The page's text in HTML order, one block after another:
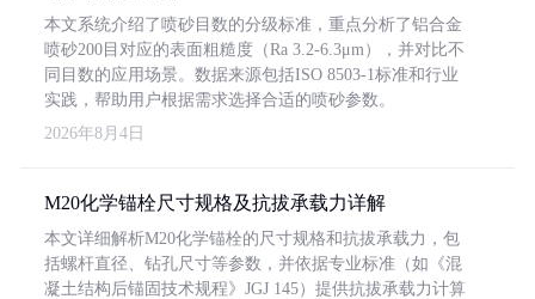
本文系统介绍了喷砂目数的分级标准，重点分析了铝合金
喷砂200目对应的表面粗糙度（Ra 3.2-6.3μm），并对比不
同目数的应用场景。数据来源包括ISO 8503-1标准和行业
实践，帮助用户根据需求选择合适的喷砂参数。
2026年8月4日
M20化学锚栓尺寸规格及抗拔承载力详解
本文详细解析M20化学锚栓的尺寸规格和抗拔承载力，包
括螺杆直径、钻孔尺寸等参数，并依据专业标准（如《混
凝土结构后锚固技术规程》JGJ 145）提供抗拔承载力计算